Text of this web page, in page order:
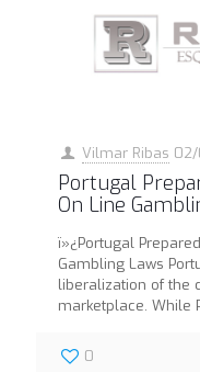
Vilmar Ribas
Portugal
On Line
ï»¿Portugal
Gambling Laws
liberalization of the
marketplace. While
0